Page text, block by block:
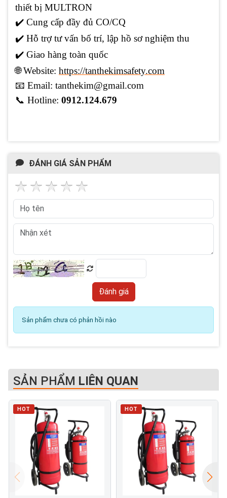
thiết bị MULTRON
✔️ Cung cấp đầy đủ CO/CQ
✔️ Hỗ trợ tư vấn bố trí, lập hồ sơ nghiệm thu
✔️ Giao hàng toàn quốc
🌐 Website: https://tanthekimsafety.com
📧 Email: tanthekim@gmail.com
📞 Hotline: 0912.124.679
ĐÁNH GIÁ SẢN PHẨM
Sản phẩm chưa có phản hồi nào
SẢN PHẨM LIÊN QUAN
HOT HOT